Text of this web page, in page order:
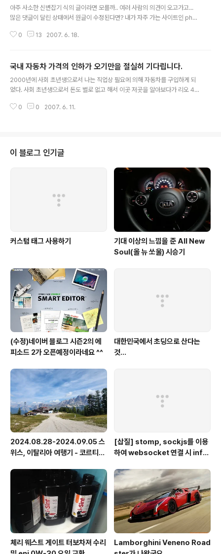
아주 사소한 신변잡기 식의 글이라면 모를까.. 여러 사람의 의견이 오고가고...
많은 댓글이 달린 상태에서 원글이 수정된다면? 내가 자주 가는 사이트인 php
낸 사람이 댓글이 달린 후에 원글을 바꾸어 댓글 단 사람을 소위 낚는 일이 있어
사이트에서뿐 아니라, 블로그에서도 그런일이 종종 발생한다. 원글을 읽고 그에
대한 생각을 답글로 달았는데, 난독증이니 뭐니 하면서 답글을 까길래... 원글을
보니 뭔가 느낌이 이상했던 적이 있다. 정확히는 모르겠는데 무언가 바뀐 듯한..
0 13 2007. 6. 18.
국내 자동차 가격의 인하가 오기만을 절실히 기다립니다.
2000년에 사회 초년생으로서 나는 직업상 필요에 의해 자동차를 구입하게 되
었다. 사회 초년생으로서 돈도 별로 없고 해서 이곳 저곳을 알아보다가 리오 4d
만원 정도에 차를 구입하게 되었다. 1천만원이 조금 안되는 가격이었지만, 900
라던가 리오가 좋은 차라고 딱히 말은 못하겠다. 뭐 말하고자 하는 것은 이게 아
니고... 오늘 신문 기사를 보니 수입차 가격이 일제히 내려간다고 한다. 상당히
0 0 2007. 6. 11.
이 블로그 인기글
커스텀 태그 사용하기
기대 이상의 느낌을 준 All New
Soul(올 뉴 쏘울) 시승기
(수정)네이버 블로그 시즌2의 에
피소드 2가 오픈예정이라네요 ^^
대한민국에서 초딩으로 산다는
것...
2024.08.28-2024.09.05 스
위스, 이탈리아 여행기 - 코르티나
스
[삽질] stomp, sockjs를 이용
하여 websocket 연결 시 info
체리 웨스트 게이트 터보차져 수리
Lamborghini Veneno Road